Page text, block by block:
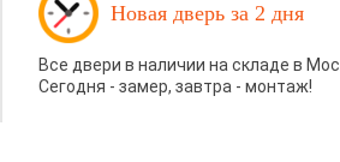
Новая дверь за 2 дня
Все двери в наличии на складе в
Сегодня - замер, завтра - монтаж!